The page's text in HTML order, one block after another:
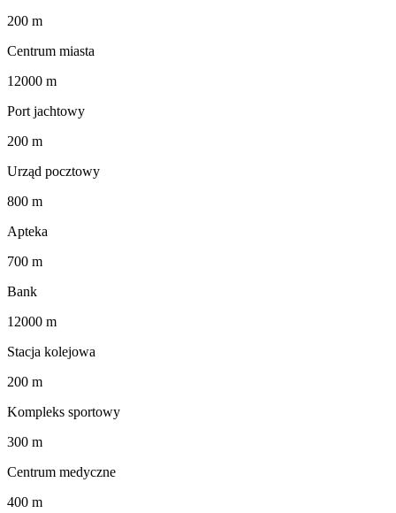
200 m
Centrum miasta
12000 m
Port jachtowy
200 m
Urząd pocztowy
800 m
Apteka
700 m
Bank
12000 m
Stacja kolejowa
200 m
Kompleks sportowy
300 m
Centrum medyczne
400 m